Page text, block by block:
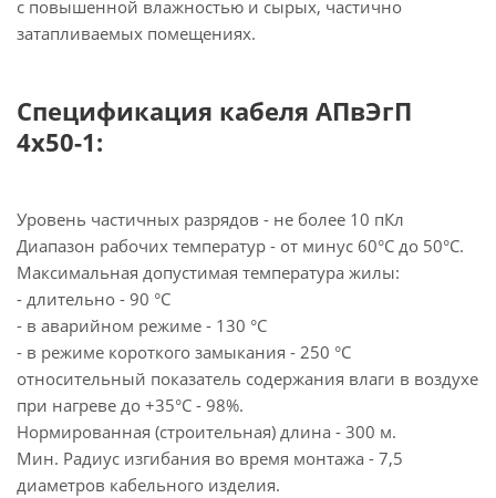
с повышенной влажностью и сырых, частично
затапливаемых помещениях.
Спецификация кабеля АПвЭгП
4х50-1:
Уровень частичных разрядов - не более 10 пКл
Диапазон рабочих температур - от минус 60°С до 50°С.
Максимальная допустимая температура жилы:
- длительно - 90 °С
- в аварийном режиме - 130 °С
- в режиме короткого замыкания - 250 °С
относительный показатель содержания влаги в воздухе
при нагреве до +35°С - 98%.
Нормированная (строительная) длина - 300 м.
Мин. Радиус изгибания во время монтажа - 7,5
диаметров кабельного изделия.